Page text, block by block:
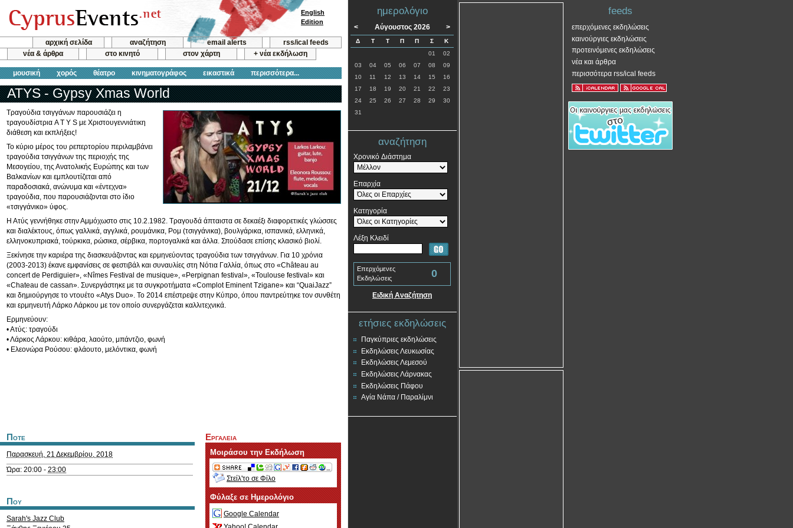
αρχική σελίδα αναζήτηση email alerts
rss/ical feeds
νέα & άρθρα
στο κινητό στον χάρτη + νέα εκδήλωση
μουσική χορός θέατρο κινηματογράφος εικαστικά περισσότερα...
English
Edition
ATYS - Gypsy Xmas World
Τραγούδια τσιγγάνων παρουσιάζει η
τραγουδίστρια A T Y S με Χριστουγεννιάτικη
διάθεση και εκπλήξεις!
Το κύριο μέρος του ρεπερτορίου περιλαμβάνει
τραγούδια τσιγγάνων της περιοχής της
Μεσογείου, της Ανατολικής Ευρώπης και των
Βαλκανίων και εμπλουτίζεται από
παραδοσιακά, ανώνυμα και «έντεχνα»
τραγούδια, που παρουσιάζονται στο ίδιο
«τσιγγάνικο» ύφος.
Η Ατύς γεννήθηκε στην Αμμόχωστο στις 10.2.1982. Τραγουδά άπταιστα σε δεκαέξι διαφορετικές γλώσσες
και διαλέκτους, όπως γαλλικά, αγγλικά, ρουμάνικα, Ρομ (τσιγγάνικα), βουλγάρικα, ισπανικά, ελληνικά,
ελληνοκυπριακά, τούρκικα, ρώσικα, σέρβικα, πορτογαλικά και άλλα. Σπούδασε επίσης κλασικό βιολί.
Ξεκίνησε την καριέρα της διασκευάζοντας και ερμηνεύοντας τραγούδια των τσιγγάνων. Για 10 χρόνια
(2003-2013) έκανε εμφανίσεις σε φεστιβάλ και συναυλίες στη Νότια Γαλλία, όπως στο «Château au
concert de Perdiguier», «Nîmes Festival de musique», «Perpignan festival», «Toulouse festival» και
«Chateau de cassan». Συνεργάστηκε με τα συγκροτήματα «Complot Eminent Tzigane» και “QuaiJazz”
και δημιούργησε το ντουέτο «Atys Duo». Το 2014 επέστρεψε στην Κύπρο, όπου παντρεύτηκε τον συνθέτη
και ερμηνευτή Λάρκο Λάρκου με τον οποίο συνεργάζεται καλλιτεχνικά.
Ερμηνεύουν:
• Ατύς: τραγούδι
• Λάρκος Λάρκου: κιθάρα, λαούτο, μπάντζιο, φωνή
• Ελεονώρα Ρούσου: φλάουτο, μελόντικα, φωνή
Ποτε
Παρασκευή, 21 Δεκεμβρίου, 2018
Ώρα: 20:00 - 23:00
Που
Sarah's Jazz Club
Εργαλεια
Μοιράσου την Εκδήλωση
Στείλ'το σε Φίλο
Φύλαξε σε Ημερολόγιο
Google Calendar
ημερολόγιο
< Αύγουστος 2026 >
Δ Τ Τ Π Π Σ
Κ
01
02
03
04 05 06 07 08
09
10
11 12 13 14 15
16
17
18 19 20 21 22
23
24
25 26 27 28 29
30
31
αναζήτηση
Χρονικό Διάστημα
Επαρχία
Κατηγορία
Λέξη Κλειδί
Επερχόμενες
Εκδηλώσεις
0
Ειδική Αναζήτηση
ετήσιες εκδηλώσεις
Παγκύπριες εκδηλώσεις
Εκδηλώσεις Λευκωσίας
Εκδηλώσεις Λεμεσού
Εκδηλώσεις Λάρνακας
Εκδηλώσεις Πάφου
Αγία Νάπα / Παραλίμνι
feeds
επερχόμενες εκδηλώσεις
καινούργιες εκδηλώσεις
προτεινόμενες εκδηλώσεις
νέα και άρθρα
περισσότερα rss/ical feeds